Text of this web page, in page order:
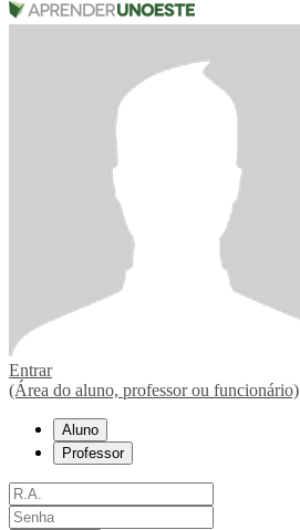
Entrar
(Área do aluno, professor ou funcionário)
Aluno
Professor